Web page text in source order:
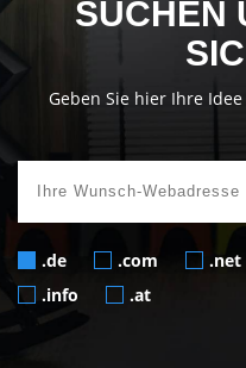
SUCHEN
Geben Sie hier Ihre
.de .com .net
.info
.at